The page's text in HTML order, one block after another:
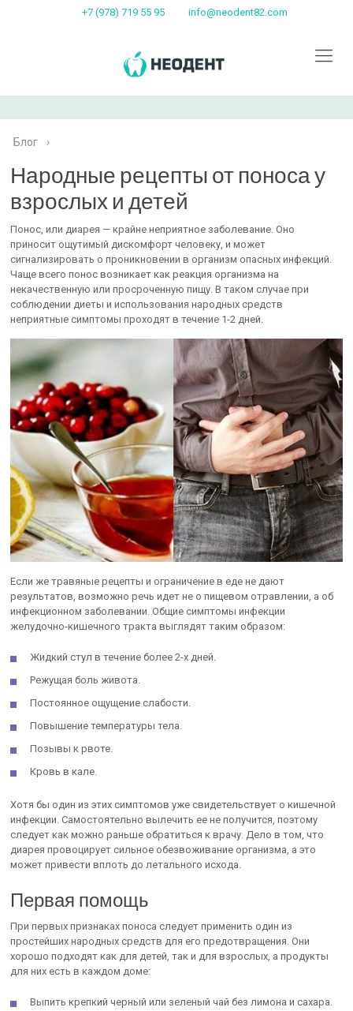
+7 (978) 719 55 95 info@neodent82.com
Блог ›
Народные рецепты от поноса у
взрослых и детей
Понос, или диарея — крайне неприятное заболевание. Оно
приносит ощутимый дискомфорт человеку, и может
сигнализировать о проникновении в организм опасных инфекций.
Чаще всего понос возникает как реакция организма на
некачественную или просроченную пищу. В таком случае при
соблюдении диеты и использования народных средств
неприятные симптомы проходят в течение 1-2 дней.
Если же травяные рецепты и ограничение в еде не дают
результатов, возможно речь идет не о пищевом отравлении, а об
инфекционном заболевании. Общие симптомы инфекции
желудочно-кишечного тракта выглядят таким образом:
Жидкий стул в течение более 2-х дней.
Режущая боль живота.
Постоянное ощущение слабости.
Повышение температуры тела.
Позывы к рвоте.
Кровь в кале.
Хотя бы один из этих симптомов уже свидетельствует о кишечной
инфекции. Самостоятельно вылечить ее не получится, поэтому
следует как можно раньше обратиться к врачу. Дело в том, что
диарея провоцирует сильное обезвоживание организма, а это
может привести вплоть до летального исхода.
Первая помощь
При первых признаках поноса следует применить один из
простейших народных средств для его предотвращения. Они
хорошо подходят как для детей, так и для взрослых, а продукты
для них есть в каждом доме:
Выпить крепкий черный или зеленый чай без лимона и сахара.